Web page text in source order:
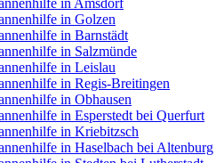
in Golzen
in Barnstädt
in Salzmünde
in Leislau
in Regis-Breitingen
in Obhausen
in Esperstedt bei Querfurt
in Kriebitzsch
in Haselbach bei Altenburg